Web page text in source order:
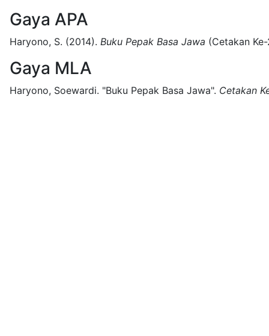
Gaya APA
Haryono, S. (2014). Buku Pepak Basa Jawa (Cetakan
Gaya MLA
Haryono, Soewardi. "Buku Pepak Basa Jawa". Cetakan